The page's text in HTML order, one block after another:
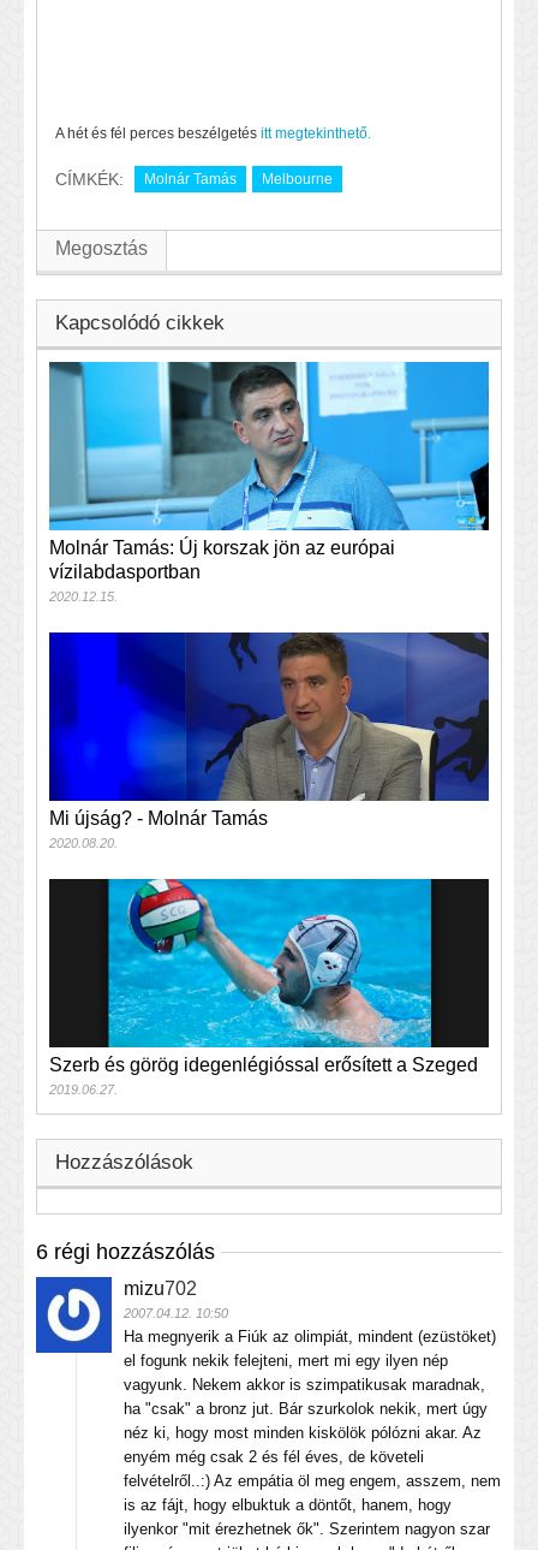
A hét és fél perces beszélgetés itt megtekinthető.
CÍMKÉK: Molnár Tamás Melbourne
Megosztás
Kapcsolódó cikkek
Molnár Tamás: Új korszak jön az európai
vízilabdasportban
2020.12.15.
Mi újság? - Molnár Tamás
2020.08.20.
Szerb és görög idegenlégióssal erősített a Szeged
2019.06.27.
Hozzászólások
6 régi hozzászólás
mizu702
2007.04.12. 10:50
Ha megnyerik a Fiúk az olimpiát, mindent (ezüstöket)
el fogunk nekik felejteni, mert mi egy ilyen nép
vagyunk. Nekem akkor is szimpatikusak maradnak,
ha "csak" a bronz jut. Bár szurkolok nekik, mert úgy
néz ki, hogy most minden kiskölök pólózni akar. Az
enyém még csak 2 és fél éves, de követeli
felvételről..:) Az empátia öl meg engem, asszem, nem
is az fájt, hogy elbuktuk a döntőt, hanem, hogy
ilyenkor "mit érezhetnek ők". Szerintem nagyon szar